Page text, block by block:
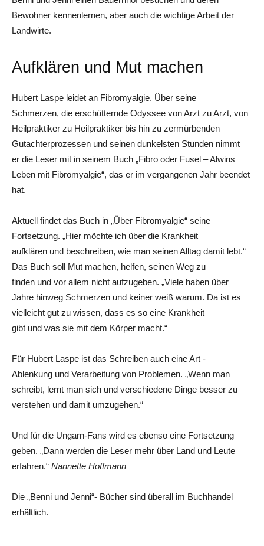
Bewohner kennenlernen, aber auch die wichtige Arbeit der
Landwirte.
Aufklären und Mut machen
Hubert Laspe leidet an ­Fibromyalgie. Über seine
Schmerzen, die erschüt­ternde Odyssee von Arzt zu Arzt, von
Heilpraktiker zu Heilpraktiker bis hin zu zermürbenden
Gutachterprozessen und seinen dunkelsten Stunden nimmt
er die ­Leser mit in seinem Buch „Fibro oder Fusel – Alwins
Leben mit Fibromyalgie“, das er im vergangenen Jahr beendet
hat.
Aktuell findet das Buch in „Über Fibromyalgie“ seine
Fortsetzung. „Hier möchte ich über die Krankheit
aufklären und beschreiben, wie man seinen Alltag damit lebt.“
Das Buch soll Mut machen, helfen, seinen Weg zu
finden und vor allem nicht aufzugeben. „Viele haben über
Jahre hinweg Schmerzen und keiner weiß warum. Da ist es
vielleicht gut zu wissen, dass es so eine Krankheit
gibt und was sie mit dem Körper macht.“
Für Hubert Laspe ist das Schreiben auch eine Art ­
Ablenkung und Verarbeitung von Problemen. „Wenn man
schreibt, lernt man sich und verschiedene Dinge besser zu
verstehen und damit umzugehen.“
Und für die Ungarn-Fans wird es ebenso eine Fortsetzung
geben. „Dann werden die Leser mehr über Land und Leute
erfahren.“ Nannette Hoffmann
Die „Benni und Jenni“- Bücher sind überall im Buchhandel
erhältlich.